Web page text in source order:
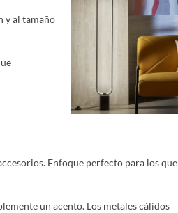
y al tamaño
Enfoque perfecto para los que
un acento. Los metales cálidos